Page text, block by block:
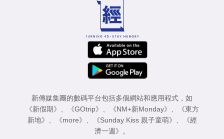
新傳媒集團的數碼平台包括多個網站和應用程式，如
《新假期》
《GOtrip》 《NM+新Monday》
《東方
新地》
《more》 《Sunday Kiss 親子童萌》
《經
濟一週》
。